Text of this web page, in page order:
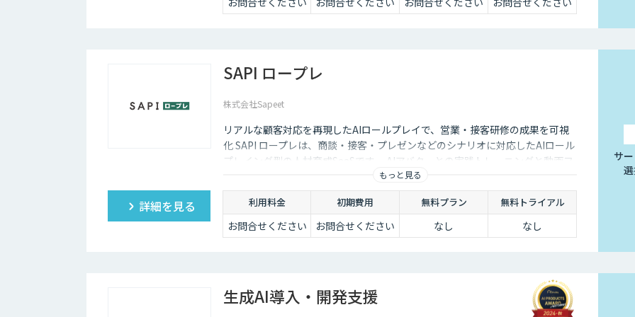
に加え、より高度
対応するプラン。
販売サービス連携
境への対応など、
お応えします。
ベーシックプラン
提供しておりま
す。
詳しくはお問い合
わせください。
SAPI ロープレ
株式会社Sapeet
リアルな顧客対応を再現したAIロールプレイで、営業・接客研修の成果を可視
化 SAPI ロープレは、商談・接客・プレゼンなどのシナリオに対応したAIロール
プレイング型の人材育成SaaSです。 AIアバターとの実践トレーニングと動画フ
ィードバックにより、新人・中途スタッフの早期戦力化と教育の属人化解消を
支援します。
もっと見る
詳細を見る 利用料金 初期費用 無料プラン 無料トライアル
お問合せください お問合せください なし なし
サ
生成AI導入・開発支援